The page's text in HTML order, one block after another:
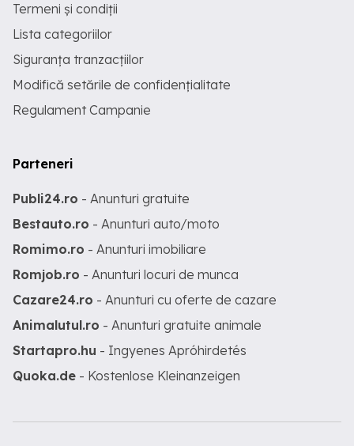
Termeni și condiții
Lista categoriilor
Siguranța tranzacțiilor
Modifică setările de confidențialitate
Regulament Campanie
Parteneri
Publi24.ro - Anunturi gratuite
Bestauto.ro - Anunturi auto/moto
Romimo.ro - Anunturi imobiliare
Romjob.ro - Anunturi locuri de munca
Cazare24.ro - Anunturi cu oferte de cazare
Animalutul.ro - Anunturi gratuite animale
Startapro.hu - Ingyenes Apróhirdetés
Quoka.de - Kostenlose Kleinanzeigen